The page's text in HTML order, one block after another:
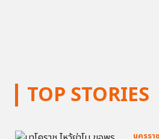
TOP STORIES
นครรา